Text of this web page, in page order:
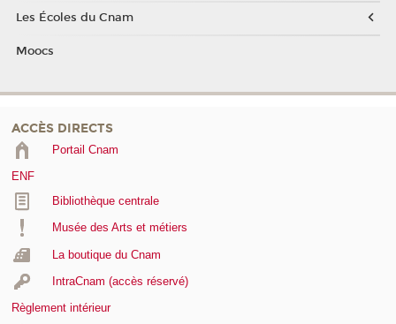
Les Écoles du Cnam
Moocs
ACCÈS DIRECTS
Portail Cnam
ENF
Bibliothèque centrale
Musée des Arts et métiers
La boutique du Cnam
IntraCnam (accès réservé)
Règlement intérieur